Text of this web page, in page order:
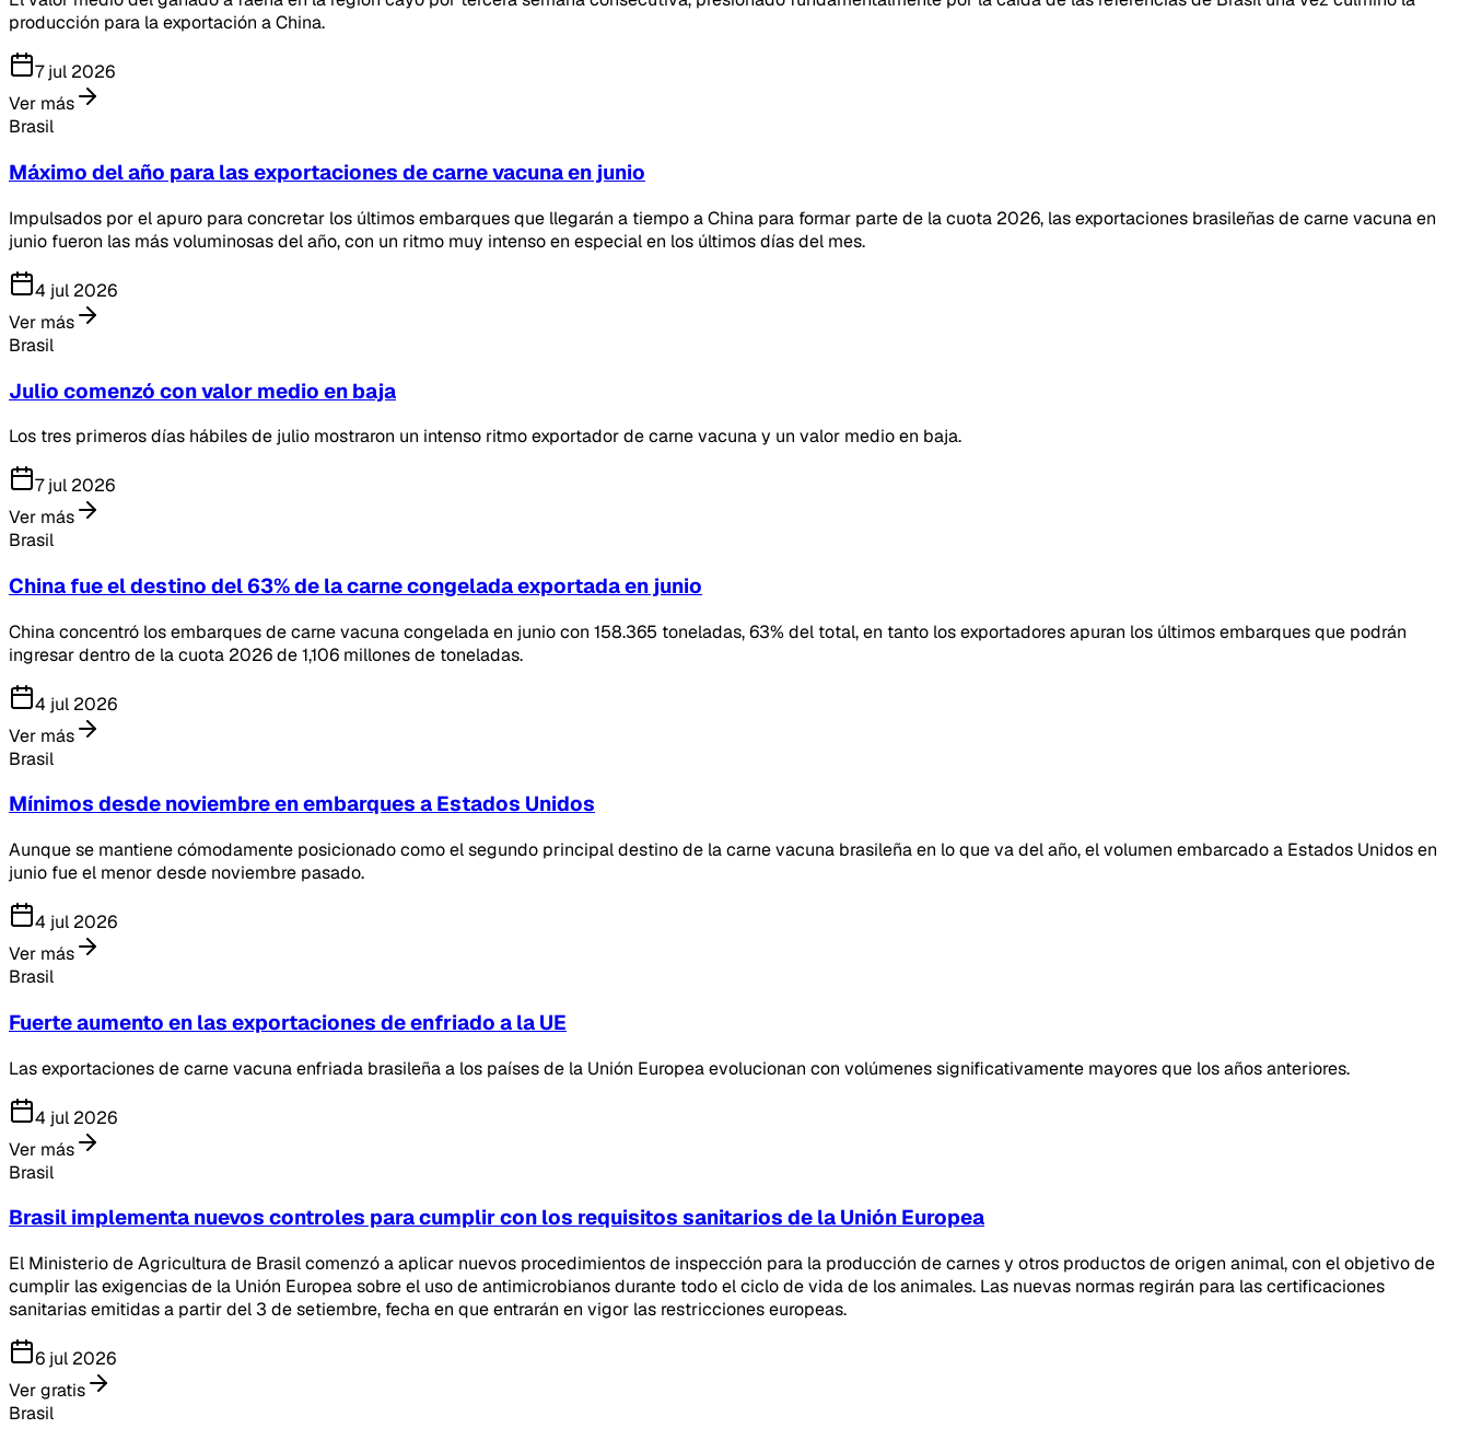
producción para la exportación a China.
7 jul 2026
Ver más
Brasil
Máximo del año para las exportaciones de carne vacuna en junio
Impulsados por el apuro para concretar los últimos embarques que llegarán a tiempo a China para formar parte de la cuota 2026, las exportaciones brasileñas de carne vacuna en
junio fueron las más voluminosas del año, con un ritmo muy intenso en especial en los últimos días del mes.
4 jul 2026
Ver más
Brasil
Julio comenzó con valor medio en baja
Los tres primeros días hábiles de julio mostraron un intenso ritmo exportador de carne vacuna y un valor medio en baja.
7 jul 2026
Ver más
Brasil
China fue el destino del 63% de la carne congelada exportada en junio
China concentró los embarques de carne vacuna congelada en junio con 158.365 toneladas, 63% del total, en tanto los exportadores apuran los últimos embarques que podrán
ingresar dentro de la cuota 2026 de 1,106 millones de toneladas.
4 jul 2026
Ver más
Brasil
Mínimos desde noviembre en embarques a Estados Unidos
Aunque se mantiene cómodamente posicionado como el segundo principal destino de la carne vacuna brasileña en lo que va del año, el volumen embarcado a Estados Unidos en
junio fue el menor desde noviembre pasado.
4 jul 2026
Ver más
Brasil
Fuerte aumento en las exportaciones de enfriado a la UE
Las exportaciones de carne vacuna enfriada brasileña a los países de la Unión Europea evolucionan con volúmenes significativamente mayores que los años anteriores.
4 jul 2026
Ver más
Brasil
Brasil implementa nuevos controles para cumplir con los requisitos sanitarios de la Unión Europea
El Ministerio de Agricultura de Brasil comenzó a aplicar nuevos procedimientos de inspección para la producción de carnes y otros productos de origen animal, con el objetivo de
cumplir las exigencias de la Unión Europea sobre el uso de antimicrobianos durante todo el ciclo de vida de los animales. Las nuevas normas regirán para las certificaciones
sanitarias emitidas a partir del 3 de setiembre, fecha en que entrarán en vigor las restricciones europeas.
6 jul 2026
Ver gratis
Brasil